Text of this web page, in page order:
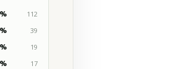
112
39
19
17